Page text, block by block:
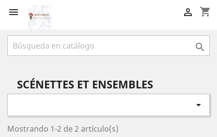
 shopping_cart


SCÉNETTES ET ENSEMBLES

Mostrando 1-2 de 2 artículo(s)